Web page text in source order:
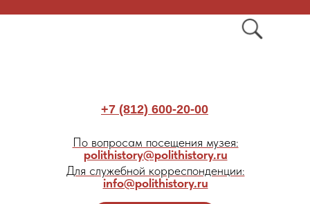
+7 (812) 600-20-00
По вопросам посещения музея:
polithistory@polithistory.ru
Для служебной корреспонденции:
info@polithistory.ru